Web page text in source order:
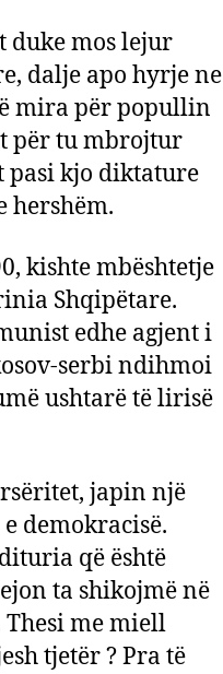
duke mos lejur
dalje apo hyrje ne
mira për popullin
për tu mbrojtur
pasi kjo diktature
hershëm.
kishte mbështetje
Shqipëtare.
edhe agjent i
serbi ndihmoi
ushtarë të lirisë
japin një
demokracisë.
që është
ta shikojmë në
Thesi me miell
tjetër ? Pra të